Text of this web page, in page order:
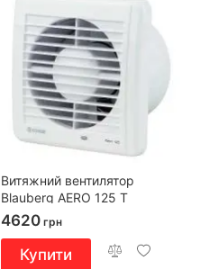
Витяжний вентилятор
Blauberg AERO 125 T
4620 грн
Купити